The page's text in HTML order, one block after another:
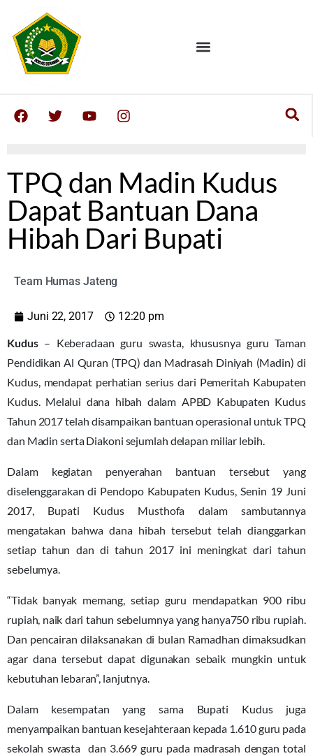
TPQ dan Madin Kudus
Dapat Bantuan Dana
Hibah Dari Bupati
Team Humas Jateng
Juni 22, 2017
12:20 pm
Kudus– Keberadaan guru swasta, khususnya guru Taman
Pendidikan Al Quran (TPQ) dan Madrasah Diniyah (Madin) di
Kudus, mendapat perhatian serius dari Pemeritah Kabupaten
Kudus. Melalui dana hibah dalam APBD Kabupaten Kudus
Tahun 2017 telah disampaikan bantuan operasional untuk TPQ
dan Madin serta Diakoni sejumlah delapan miliar lebih.
Dalam kegiatan penyerahan bantuan tersebut yang
diselenggarakan di Pendopo Kabupaten Kudus, Senin 19 Juni
2017, Bupati Kudus Musthofa dalam sambutannya
mengatakan bahwa dana hibah tersebut telah dianggarkan
setiap tahun dan di tahun 2017 ini meningkat dari tahun
sebelumya.
“Tidak banyak memang, setiap guru mendapatkan 900 ribu
rupiah, naik dari tahun sebelumnya yang hanya750 ribu rupiah.
Dan pencairan dilaksanakan di bulan Ramadhan dimaksudkan
agar dana tersebut dapat digunakan sebaik mungkin untuk
kebutuhan lebaran”, lanjutnya.
Dalam kesempatan yang sama Bupati Kudus juga
menyampaikan bantuan kesejahteraan kepada 1.610 guru pada
sekolah swasta dan 3.669 guru pada madrasah dengan total